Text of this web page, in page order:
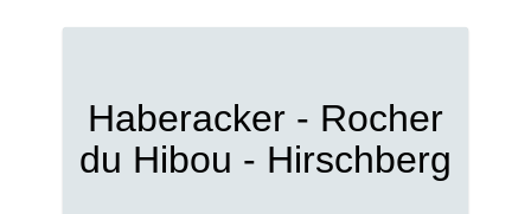
Haberacker - Rocher
du Hibou - Hirschberg